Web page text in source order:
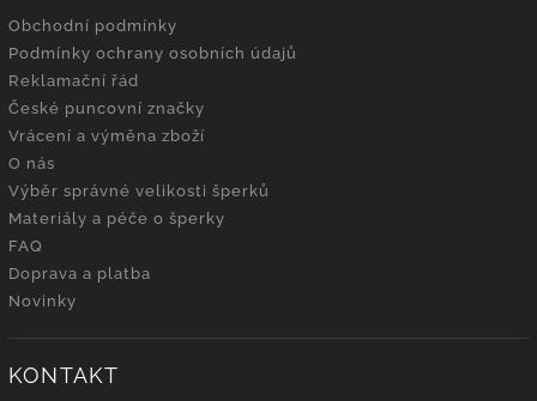
Obchodní podmínky
Podmínky ochrany osobních údajů
Reklamační řád
České puncovní značky
Vrácení a výměna zboží
O nás
Výběr správné velikosti šperků
Materiály a péče o šperky
FAQ
Doprava a platba
Novinky
KONTAKT